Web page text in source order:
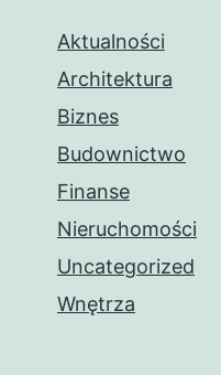
Aktualności
Architektura
Biznes
Budownictwo
Finanse
Nieruchomości
Uncategorized
Wnętrza